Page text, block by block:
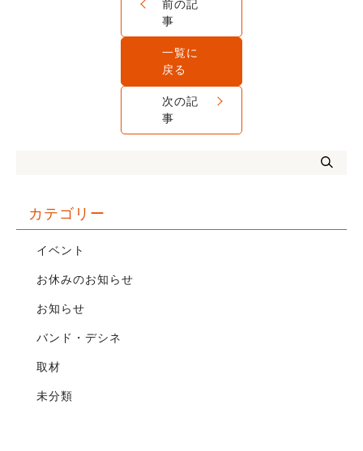
前の記
事
一覧に
戻る
次の記
事
カテゴリー
イベント
お休みのお知らせ
お知らせ
バンド・デシネ
取材
未分類